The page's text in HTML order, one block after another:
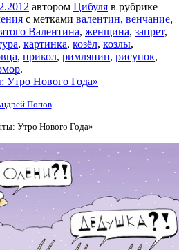
автором Цибуля в рубрике
с метками валентин, венчание,
Валентина, женщина, запрет,
, картинка, козёл, козлы,
, прикол, римлянин, рисунок,
.
Утро Нового Года»
Попов
Утро Нового Года»